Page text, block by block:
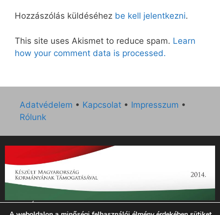
Hozzászólás küldéséhez be kell jelentkezni.
This site uses Akismet to reduce spam. Learn
how your comment data is processed.
Adatvédelem • Kapcsolat • Impresszum •
Rólunk
„Az Új Ember katolikus hetilap 2014. évi működésének